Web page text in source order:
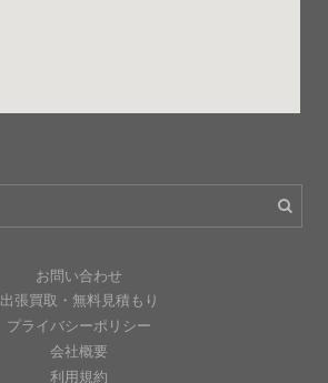
お問い合わせ
出張買取・無料見積もり
プライバシーポリシー
会社概要
利用規約